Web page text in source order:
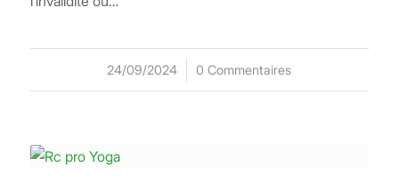
24/09/2024
/ 0 Commentaires